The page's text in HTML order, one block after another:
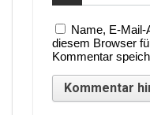
Name, E-Mail-
diesem Browser
Kommentar